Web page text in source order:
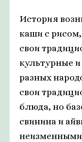
История
каши с
свои
культурные
разных
свои
блюда, но
свинина и